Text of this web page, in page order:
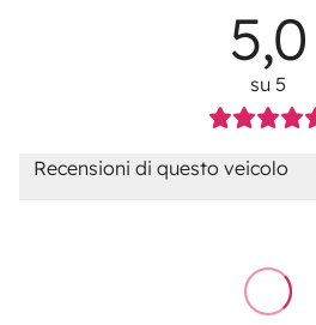
5,0
su 5
Recensioni di questo veicolo